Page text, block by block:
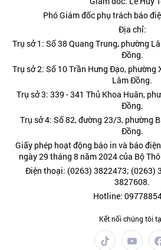
Phó Giám đốc phụ trách báo
Địa chỉ:
Trụ sở 1: Số 38 Quang Trung, phường
Đồng.
Trụ sở 2: Số 10 Trần Hưng Đạo, phường
Lâm Đồng.
Trụ sở 3: 339 - 341 Thủ Khoa Huân,
Đồng.
Trụ sở 4: Số 82, đường 23/3, phường
Đồng.
Giấy phép hoạt động báo in và báo
ngày 29 tháng 8 năm 2024 của Bộ
Điện thoại: (0263) 3822473; (0263)
3827608.
Hotline:
Kết nối chúng tôi